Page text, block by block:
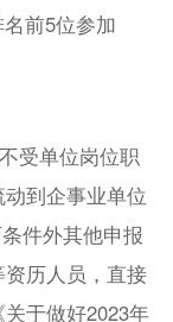
前5位参加
受单位岗位职
到企事业单位
件外其他申报
历人员，直接
于做好2023年